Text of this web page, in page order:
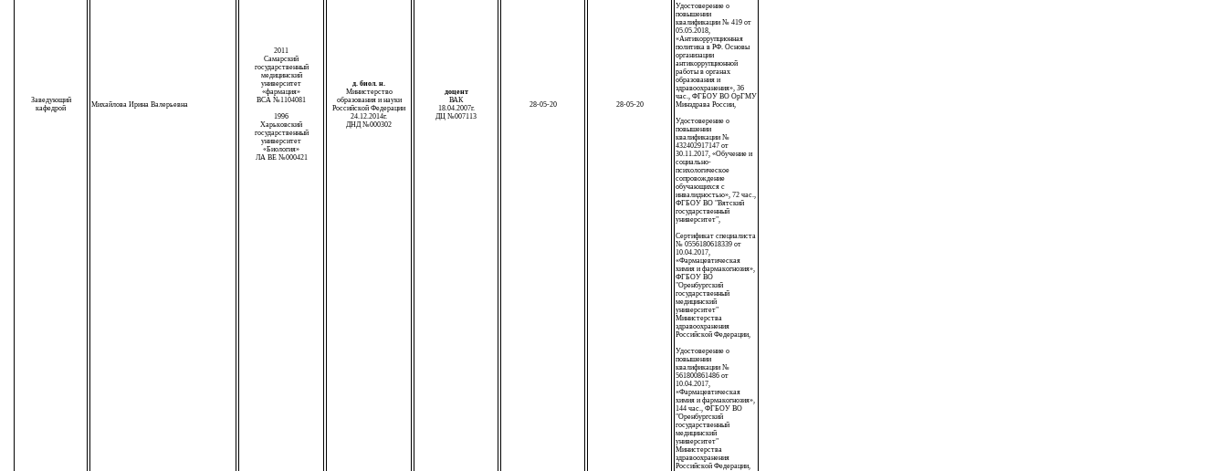
Заведующий
кафедрой
Михайлова Ирина Валерьевна
2011
Самарский
государственный
медицинский
университет
«фармация»
ВСА №1104081
1996
Харьковский
государственный
университет
«Биология»
ЛА ВЕ №000421
д. биол. н.
Министерство
образования и науки
Российской Федерации
24.12.2014г.
ДНД №000302
доцент
ВАК
18.04.2007г.
ДЦ №007113
28-05-20 28-05-20
Удостоверение о
повышении
квалификации № 419 от
05.05.2018,
«Антикоррупционная
политика в РФ. Основы
организации
антикоррупционной
работы в органах
образования и
здравоохранения», 36
час., ФГБОУ ВО ОрГМУ
Минздрава России,
Удостоверение о
повышении
квалификации №
432402917147 от
30.11.2017, «Обучение и
социально-
психологическое
сопровождение
обучающихся с
инвалидностью», 72 час.,
ФГБОУ ВО "Вятский
государственный
университет",
Сертификат специалиста
№ 0556180618339 от
10.04.2017,
«Фармацевтическая
химия и фармакогнозия»,
ФГБОУ ВО
"Оренбургский
государственный
медицинский
университет"
Министерства
здравоохранения
Российской Федерации,
Удостоверение о
повышении
квалификации №
561800861486 от
10.04.2017,
«Фармацевтическая
химия и фармакогнозия»,
144 час., ФГБОУ ВО
"Оренбургский
государственный
медицинский
университет"
Министерства
здравоохранения
Российской Федерации,